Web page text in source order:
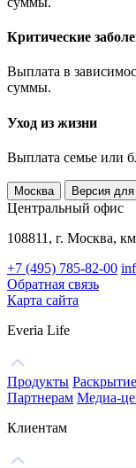
Критические
Выплата в
суммы.
Уход из жизни
Выплата семье или
Москва Версия
Центральный офис
108811, г. Москва,
+7 (495) 785-82-00
Обратная связь
Карта сайта
Everia Life
Продукты
Партнерам Медиа-
Клиентам